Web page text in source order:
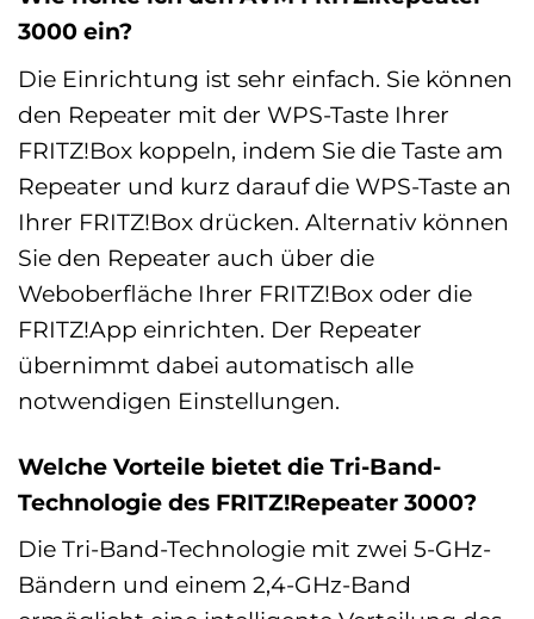
3000 ein?
Die Einrichtung ist sehr einfach. Sie können
den Repeater mit der WPS-Taste Ihrer
FRITZ!Box koppeln, indem Sie die Taste am
Repeater und kurz darauf die WPS-Taste an
Ihrer FRITZ!Box drücken. Alternativ können
Sie den Repeater auch über die
Weboberfläche Ihrer FRITZ!Box oder die
FRITZ!App einrichten. Der Repeater
übernimmt dabei automatisch alle
notwendigen Einstellungen.
Welche Vorteile bietet die Tri-Band-
Technologie des FRITZ!Repeater 3000?
Die Tri-Band-Technologie mit zwei 5-GHz-
Bändern und einem 2,4-GHz-Band